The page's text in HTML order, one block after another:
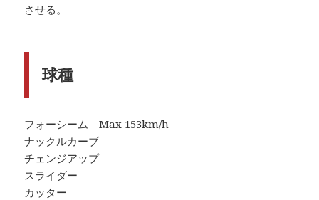
させる。
球種
フォーシーム Max 153km/h
ナックルカーブ
チェンジアップ
スライダー
カッター